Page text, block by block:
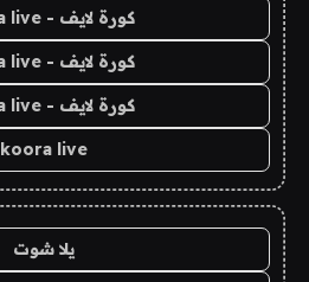
كورة لايف - koora live
كورة لايف - koora live
كورة لايف - koora live
koora live
يلا شوت